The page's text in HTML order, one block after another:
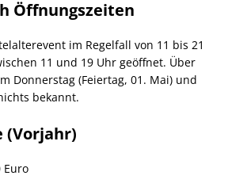
Öffnungszeiten
im Regelfall von 11 bis 21
11 und 19 Uhr geöffnet. Über
Donnerstag (Feiertag, 01. Mai) und
bekannt.
Euro